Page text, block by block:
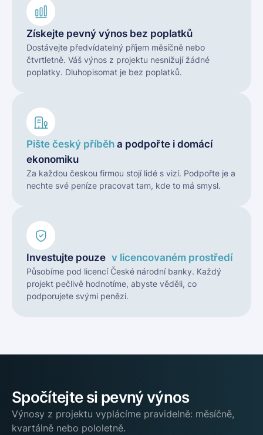
Získejte pevný výnos bez poplatků
Dostávejte předvídatelný příjem měsíčně nebo
čtvrtletně. Váš výnos z projektu nesnižují žádné
poplatky. Dluhopisomat je bez poplatků.
Pište český příběh a podpořte i domácí
ekonomiku
Za každou českou firmou stojí lidé s vizí. Podpořte je a
nechte své peníze pracovat tam, kde to má smysl.
Investujte pouze v licencovaném prostředí
Působíme pod licencí České národní banky. Každý
projekt pečlivě hodnotíme, abyste věděli, co
podporujete svými penězi.
Spočítejte si pevný výnos
Výnosy z projektu vyplácíme pravidelně: měsíčně,
kvartálně nebo pololetně.